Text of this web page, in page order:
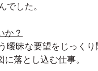
した。
か？
落とし込む仕事。